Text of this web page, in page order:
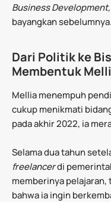
Business Development,
bayangkan sebelumnya.
Dari Politik ke
Membentuk
Mellia menempuh
cukup menikmati
pada akhir 2022, ia
Selama dua tahun
freelancerdi
memberinya pelajaran,
bahwa ia ingin